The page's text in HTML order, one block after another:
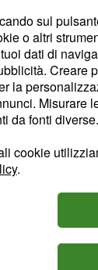
disperate,
in
al
cure. Una
l'attore è
dove si
la
che rimane
sul
o altri
dati di
Creare
la
Misurare
da fonti
cookie
.